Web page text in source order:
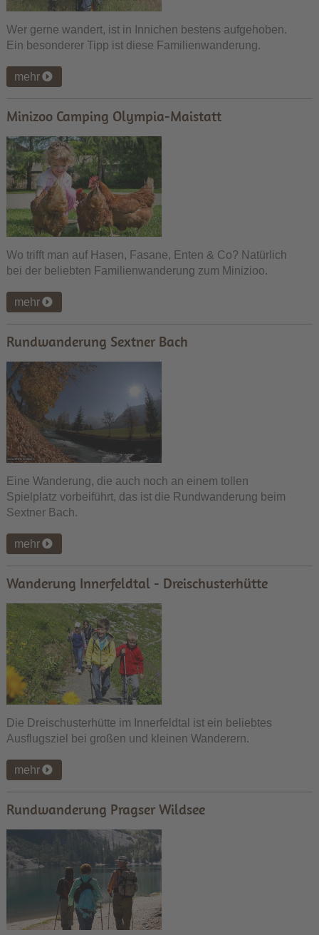
Wer gerne wandert, ist in Innichen bestens aufgehoben.
Ein besonderer Tipp ist diese Familienwanderung.
mehr
Minizoo Camping Olympia-Maistatt
Wo trifft man auf Hasen, Fasane, Enten & Co? Natürlich
bei der beliebten Familienwanderung zum Minizioo.
mehr
Rundwanderung Sextner Bach
Eine Wanderung, die auch noch an einem tollen
Spielplatz vorbeiführt, das ist die Rundwanderung beim
Sextner Bach.
mehr
Wanderung Innerfeldtal - Dreischusterhütte
Die Dreischusterhütte im Innerfeldtal ist ein beliebtes
Ausflugsziel bei großen und kleinen Wanderern.
mehr
Rundwanderung Pragser Wildsee